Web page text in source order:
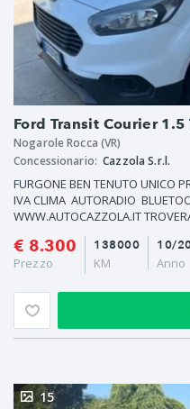
Ford Transit Courier 1.5
Nogarole Rocca (VR)
Concessionario: Cazzola S.r.l.
FURGONE BEN TENUTO UNICO
IVA CLIMA AUTORADIO
WWW.AUTOCAZZOLA.IT
€ 8.300
Prezzo
10/
Anno
138000
KM
15